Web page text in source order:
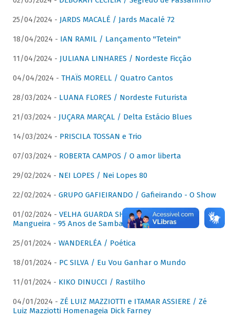
25/04/2024 - JARDS MACALÉ / Jards Macalé 72
18/04/2024 - IAN RAMIL / Lançamento "Tetein"
11/04/2024 - JULIANA LINHARES / Nordeste Ficção
04/04/2024 - THAÏS MORELL / Quatro Cantos
28/03/2024 - LUANA FLORES / Nordeste Futurista
21/03/2024 - JUÇARA MARÇAL / Delta Estácio Blues
14/03/2024 - PRISCILA TOSSAN e Trio
07/03/2024 - ROBERTA CAMPOS / O amor liberta
29/02/2024 - NEI LOPES / Nei Lopes 80
22/02/2024 - GRUPO GAFIEIRANDO / Gafieirando - O Show
01/02/2024 - VELHA GUARDA SHOW DA MANGUEIRA /
Mangueira - 95 Anos de Samba
25/01/2024 - WANDERLÉA / Poética
18/01/2024 - PC SILVA / Eu Vou Ganhar o Mundo
11/01/2024 - KIKO DINUCCI / Rastilho
04/01/2024 - ZÉ LUIZ MAZZIOTTI e ITAMAR ASSIERE / Zé
Luiz Mazziotti Homenageia Dick Farney